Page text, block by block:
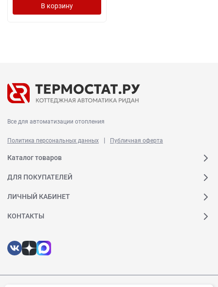
В корзину
Все для автоматизации отопления
Политика персональных данных | Публичная оферта
Каталог товаров
ДЛЯ ПОКУПАТЕЛЕЙ
ЛИЧНЫЙ КАБИНЕТ
КОНТАКТЫ